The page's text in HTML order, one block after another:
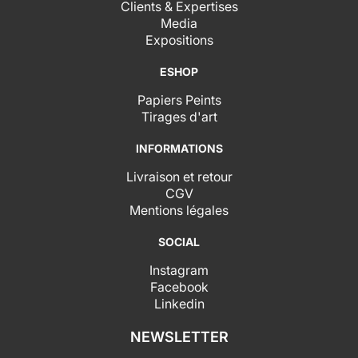
Clients & Expertises
Media
Expositions
ESHOP
Papiers Peints
Tirages d'art
INFORMATIONS
Livraison et retour
CGV
Mentions légales
SOCIAL
Instagram
Facebook
Linkedin
NEWSLETTER